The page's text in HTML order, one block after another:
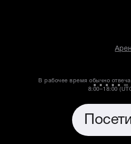
В рабочее время обычно
8:00–18:00